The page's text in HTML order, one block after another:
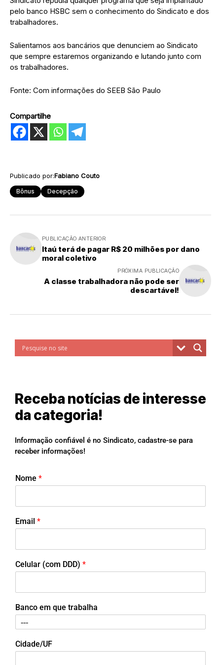
pelo banco HSBC sem o conhecimento do Sindicato e dos
trabalhadores.
Salientamos aos bancários que denunciem ao Sindicato
que sempre estaremos organizando e lutando junto com
os trabalhadores.
Fonte: Com informações do SEEB São Paulo
Compartilhe
Publicado por:Fabiano Couto
Bônus Decepção
PUBLICAÇÃO ANTERIOR
Itaú terá de pagar R$ 20 milhões por dano
moral coletivo
PRÓXIMA PUBLICAÇÃO
A classe trabalhadora não pode ser
descartável!
Receba notícias de interesse
da categoria!
Informação confiável é no Sindicato, cadastre-se para
receber informações!
Nome *
Email *
Celular (com DDD) *
Banco em que trabalha
Cidade/UF